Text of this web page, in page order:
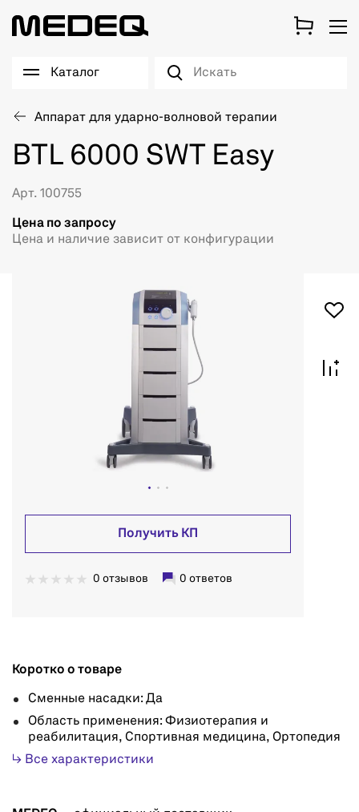
Каталог
Аппарат для ударно-волновой терапии
BTL 6000 SWT Easy
Арт. 100755
Цена по запросу
Цена и наличие зависит от конфигурации
Получить КП
0 отзывов 0 ответов
Коротко о товаре
Сменные насадки: Да
Область применения: Физиотерапия и
реабилитация, Спортивная медицина, Ортопедия
↳ Все характеристики